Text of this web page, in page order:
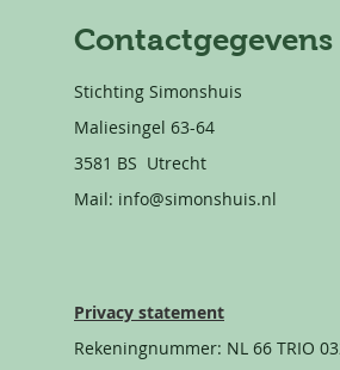
Contactgegevens
Stichting Simonshuis
Maliesingel 63-64
3581 BS Utrecht
Mail: info@simonshuis.nl
Privacy statement
Rekeningnummer: NL 66 TRIO